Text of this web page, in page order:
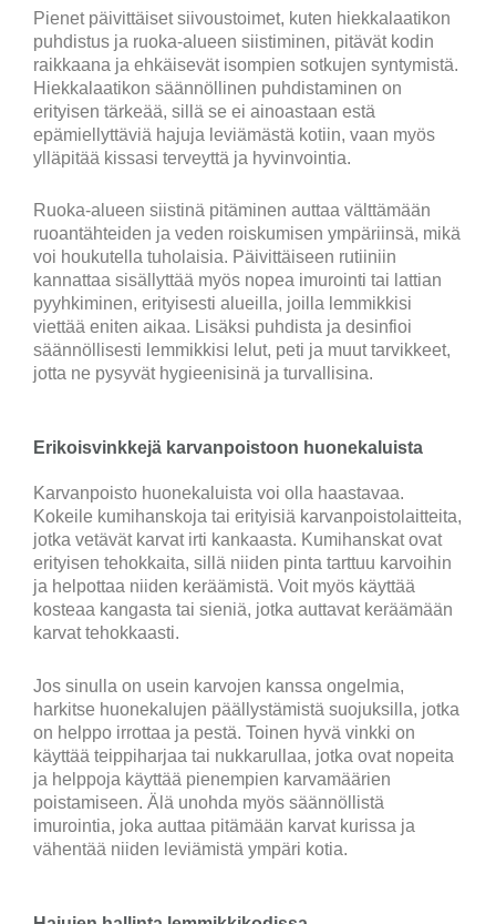
Pienet päivittäiset siivoustoimet, kuten hiekkalaatikon
puhdistus ja ruoka-alueen siistiminen, pitävät kodin
raikkaana ja ehkäisevät isompien sotkujen syntymistä.
Hiekkalaatikon säännöllinen puhdistaminen on
erityisen tärkeää, sillä se ei ainoastaan estä
epämiellyttäviä hajuja leviämästä kotiin, vaan myös
ylläpitää kissasi terveyttä ja hyvinvointia.
Ruoka-alueen siistinä pitäminen auttaa välttämään
ruoantähteiden ja veden roiskumisen ympäriinsä, mikä
voi houkutella tuholaisia. Päivittäiseen rutiiniin
kannattaa sisällyttää myös nopea imurointi tai lattian
pyyhkiminen, erityisesti alueilla, joilla lemmikkisi
viettää eniten aikaa. Lisäksi puhdista ja desinfioi
säännöllisesti lemmikkisi lelut, peti ja muut tarvikkeet,
jotta ne pysyvät hygieenisinä ja turvallisina.
Erikoisvinkkejä karvanpoistoon huonekaluista
Karvanpoisto huonekaluista voi olla haastavaa.
Kokeile kumihanskoja tai erityisiä karvanpoistolaitteita,
jotka vetävät karvat irti kankaasta. Kumihanskat ovat
erityisen tehokkaita, sillä niiden pinta tarttuu karvoihin
ja helpottaa niiden keräämistä. Voit myös käyttää
kosteaa kangasta tai sieniä, jotka auttavat keräämään
karvat tehokkaasti.
Jos sinulla on usein karvojen kanssa ongelmia,
harkitse huonekalujen päällystämistä suojuksilla, jotka
on helppo irrottaa ja pestä. Toinen hyvä vinkki on
käyttää teippiharjaa tai nukkarullaa, jotka ovat nopeita
ja helppoja käyttää pienempien karvamäärien
poistamiseen. Älä unohda myös säännöllistä
imurointia, joka auttaa pitämään karvat kurissa ja
vähentää niiden leviämistä ympäri kotia.